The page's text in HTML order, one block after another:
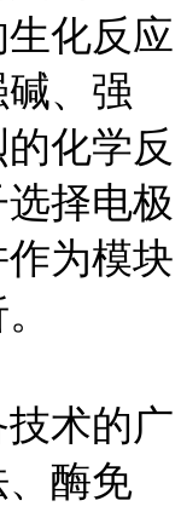
化反应
、强
化学反
择电极
为模块
术的广
酶免